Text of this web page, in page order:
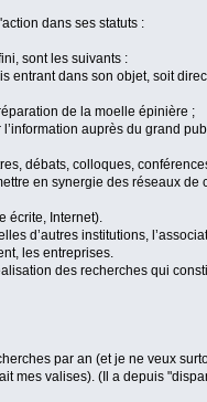
dans ses statuts :
sont les suivants :
entrant dans son objet, soit
de la moelle épinière ;
auprès du grand
débats, colloques,
en synergie des réseaux de
écrite, Internet).
d’autres institutions,
les entreprises.
des recherches qui
par an (et je ne veux
mes valises). (Il a depuis